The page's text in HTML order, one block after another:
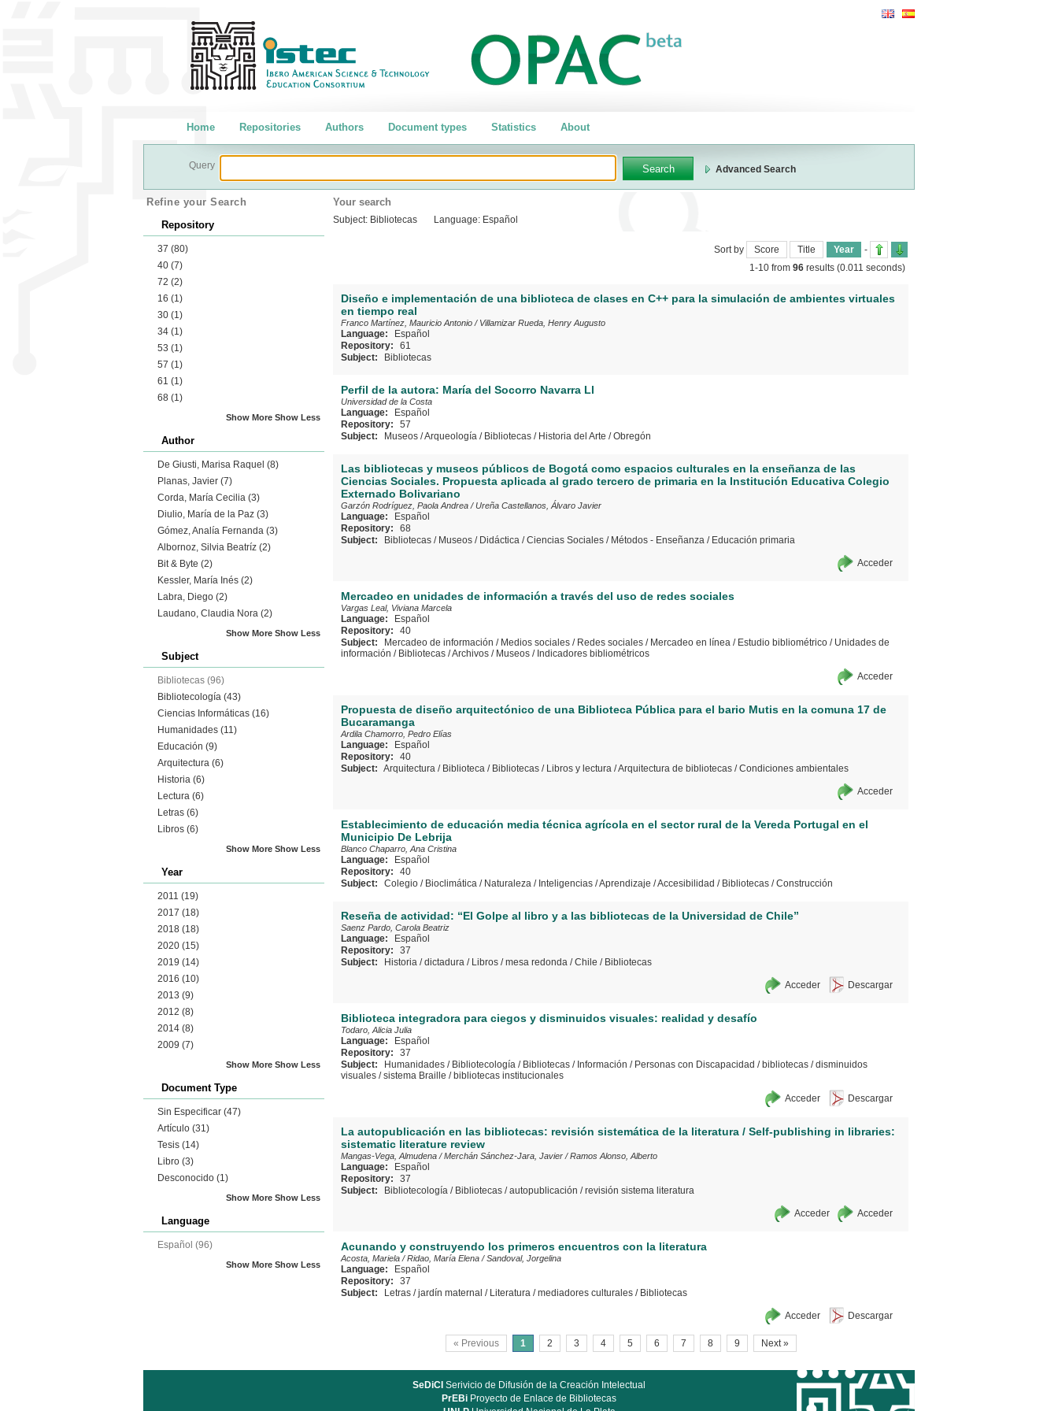
Home Repositories Authors Document types Statistics About
Query Advanced Search
Refine your Search
Repository
37 (80)
40 (7)
72 (2)
16 (1)
30 (1)
34 (1)
53 (1)
57 (1)
61 (1)
68 (1)
Show More Show Less
Author
De Giusti, Marisa Raquel (8)
Planas, Javier (7)
Corda, María Cecilia (3)
Diulio, María de la Paz (3)
Gómez, Analía Fernanda (3)
Albornoz, Silvia Beatríz (2)
Bit & Byte (2)
Kessler, María Inés (2)
Labra, Diego (2)
Laudano, Claudia Nora (2)
Show More Show Less
Subject
Bibliotecas (96)
Bibliotecología (43)
Ciencias Informáticas (16)
Humanidades (11)
Educación (9)
Arquitectura (6)
Historia (6)
Lectura (6)
Letras (6)
Libros (6)
Show More Show Less
Year
2011 (19)
2017 (18)
2018 (18)
2020 (15)
2019 (14)
2016 (10)
2013 (9)
2012 (8)
2014 (8)
2009 (7)
Show More Show Less
Document Type
Sin Especificar (47)
Artículo (31)
Tesis (14)
Libro (3)
Desconocido (1)
Show More Show Less
Language
Español (96)
Show More Show Less
Your search
Subject: Bibliotecas Language: Español
Sort by Score Title Year
-
1-10 from 96 results (0.011 seconds)
Diseño e implementación de una biblioteca de clases en C++ para la simulación de ambientes virtuales
en tiempo real
Franco Martínez, Mauricio Antonio / Villamizar Rueda, Henry Augusto
Language:
Español
Repository:
61
Subject:
Bibliotecas
Perfil de la autora: María del Socorro Navarra Ll
Universidad de la Costa
Language:
Español
Repository:
57
Subject:
Museos /Arqueología / Bibliotecas / Historia del Arte /Obregón
Las bibliotecas y museos públicos de Bogotá como espacios culturales en la enseñanza de las
Ciencias Sociales. Propuesta aplicada al grado tercero de primaria en la Institución Educativa Colegio
Externado Bolivariano
Garzón Rodríguez, Paola Andrea /Ureña Castellanos, Álvaro Javier
Language:
Español
Repository:
68
Subject:
Bibliotecas / Museos / Didáctica /Ciencias Sociales / Métodos - Enseñanza / Educación primaria
Acceder
Mercadeo en unidades de información a través del uso de redes sociales
Vargas Leal, Viviana Marcela
Language:
Español
Repository:
40
Subject:
Mercadeo de información / Medios sociales / Redes sociales / Mercadeo en línea / Estudio bibliométrico / Unidades de
información / Bibliotecas /Archivos / Museos / Indicadores bibliométricos
Acceder
Propuesta de diseño arquitectónico de una Biblioteca Pública para el bario Mutis en la comuna 17 de
Bucaramanga
Ardila Chamorro, Pedro Elías
Language:
Español
Repository:
40
Subject: Arquitectura / Biblioteca / Bibliotecas / Libros y lectura /Arquitectura de bibliotecas /Condiciones ambientales
Acceder
Establecimiento de educación media técnica agrícola en el sector rural de la Vereda Portugal en el
Municipio De Lebrija
Blanco Chaparro, Ana Cristina
Language:
Español
Repository:
40
Subject:
Colegio / Bioclimática / Naturaleza / Inteligencias /Aprendizaje /Accesibilidad / Bibliotecas /Construcción
Reseña de actividad: “El Golpe al libro y a las bibliotecas de la Universidad de Chile”
Saenz Pardo, Carola Beatriz
Language:
Español
Repository:
37
Subject:
Historia /dictadura / Libros /mesa redonda /Chile / Bibliotecas
Acceder Descargar
Biblioteca integradora para ciegos y disminuidos visuales: realidad y desafío
Todaro, Alicia Julia
Language:
Español
Repository:
37
Subject:
Humanidades / Bibliotecología / Bibliotecas / Información / Personas con Discapacidad / bibliotecas /disminuidos
visuales /sistema Braille / bibliotecas institucionales
Acceder Descargar
La autopublicación en las bibliotecas: revisión sistemática de la literatura / Self-publishing in libraries:
sistematic literature review
Mangas-Vega, Almudena /Merchán Sánchez-Jara, Javier /Ramos Alonso, Alberto
Language:
Español
Repository:
37
Subject:
Bibliotecología / Bibliotecas /autopublicación /revisión sistema literatura
Acceder Acceder
Acunando y construyendo los primeros encuentros con la literatura
Acosta, Mariela /Ridao, María Elena /Sandoval, Jorgelina
Language:
Español
Repository:
37
Subject:
Letras /jardín maternal / Literatura /mediadores culturales / Bibliotecas
Acceder Descargar
« Previous 1 2 3 4 5 6 7 8 9 Next »
SeDiCI Serivicio de Difusión de la Creación Intelectual
PrEBi Proyecto de Enlace de Bibliotecas